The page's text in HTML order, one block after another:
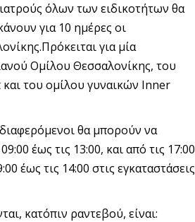
όλων των ειδικοτήτων θα
για 10 ημέρες οι
για μία
Ομίλου Θεσσαλονίκης, του
του ομίλου γυναικών Inner
θα μπορούν να
έως τις 13:00, και από τις 17:00
έως τις 14:00 στις εγκαταστάσεις
κατόπιν ραντεβού, είναι: